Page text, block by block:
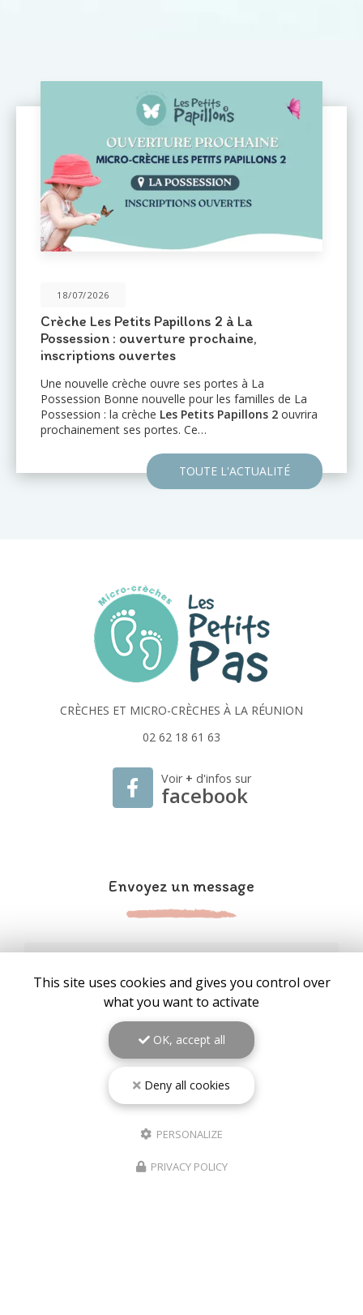
18/07/2026
Crèche Les Petits Papillons 2 à La
Possession : ouverture prochaine,
inscriptions ouvertes
Une nouvelle crèche ouvre ses portes à La
Possession Bonne nouvelle pour les familles de La
Possession : la crècheLes Petits Papillons 2ouvrira
prochainement ses portes. Ce…
TOUTE L'ACTUALITÉ
CRÈCHES ET MICRO-CRÈCHES À LA RÉUNION
02 62 18 61 63
Voir + d'infos sur
facebook
Envoyez un message
Nom
Prénom
Sélectionner une localité
This site uses cookies and gives you control over
what you want to activate
OK, accept all
Deny all cookies
PERSONALIZE
PRIVACY POLICY